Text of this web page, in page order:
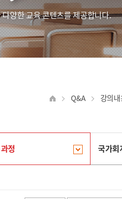
양한 교육 콘텐츠를 제공합니다.
Q&A 강의
정 국가회